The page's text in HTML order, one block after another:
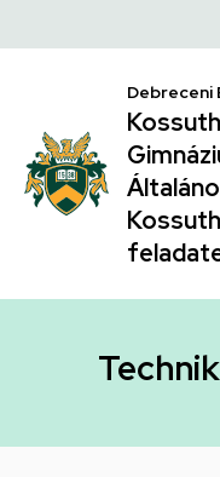
információk
Kossuth
Lajos
Gyakorló
Gimnáziuma
és
Általános
Iskolája
a
Debreceni